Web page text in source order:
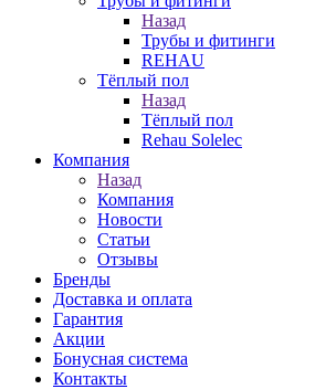
Назад
Трубы и фитинги
REHAU
Тёплый пол
Назад
Тёплый пол
Rehau Solelec
Компания
Назад
Компания
Новости
Статьи
Отзывы
Бренды
Доставка и оплата
Гарантия
Акции
Бонусная система
Контакты